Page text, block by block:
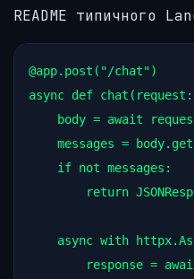
README типичного
@app. post ( "/chat"
async def chat ( request :
body = await
messages = body. get
if not messages :
return
async with httpx.
response =